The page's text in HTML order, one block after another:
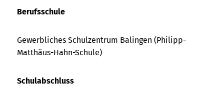
Berufsschule
Gewerbliches Schulzentrum Balingen (Philipp-
Matthäus-Hahn-Schule)
Schulabschluss